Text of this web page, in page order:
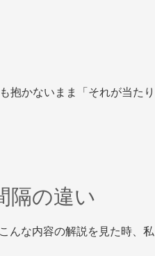
抱かないまま「それが当たり
隔の違い
んな内容の解説を見た時、私